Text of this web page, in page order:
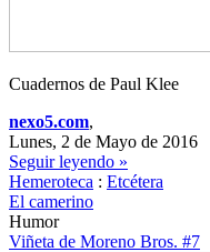
Cuadernos de Paul Klee
nexo5.com,
Lunes, 2 de Mayo de 2016
Seguir leyendo »
Hemeroteca : Etcétera
El camerino
Humor
Viñeta de Moreno Bros. #7